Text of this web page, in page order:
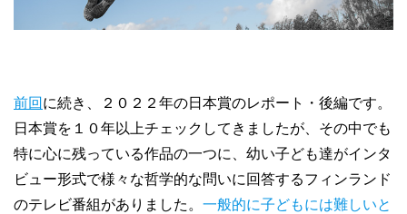
前回 に続き、２０２２年の日本賞のレポート・後編です。
日本賞を１０年以上チェックしてきましたが、その中でも
特に心に残っている作品の一つに、幼い子ども達がインタ
ビュー形式で様々な哲学的な問いに回答するフィンランド
のテレビ番組がありました。 一般的に子どもには難しいと